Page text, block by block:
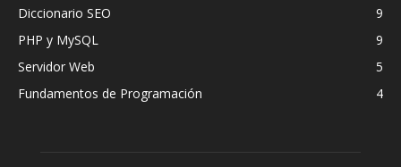
Diccionario SEO
9
PHP y MySQL
9
Servidor Web
5
Fundamentos de Programación
4